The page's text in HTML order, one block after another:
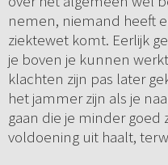
nemen, niemand heeft
ziektewet komt. Eerlijk
je boven je kunnen
klachten zijn pas later
het jammer zijn als je
gaan die je minder
voldoening uit haalt,